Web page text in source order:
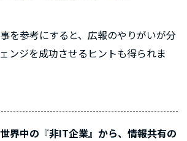
を参考にすると、広報のやりがいが分
ンジを成功させるヒントも得られま
界中の『非IT企業』から、情報共有の